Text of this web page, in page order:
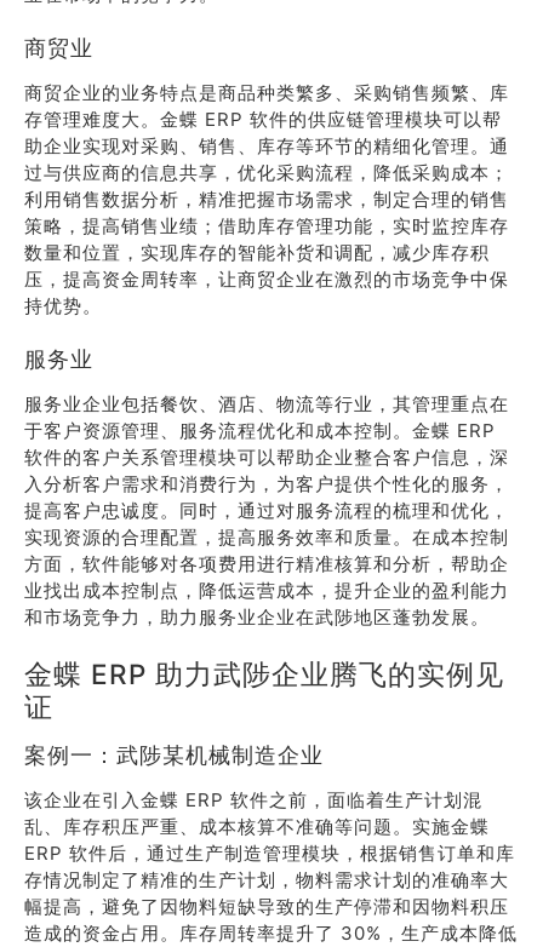
商贸业
商贸企业的业务特点是商品种类繁多、采购销售频繁、库
存管理难度大。金蝶 ERP 软件的供应链管理模块可以帮
助企业实现对采购、销售、库存等环节的精细化管理。通
过与供应商的信息共享，优化采购流程，降低采购成本；
利用销售数据分析，精准把握市场需求，制定合理的销售
策略，提高销售业绩；借助库存管理功能，实时监控库存
数量和位置，实现库存的智能补货和调配，减少库存积
压，提高资金周转率，让商贸企业在激烈的市场竞争中保
持优势。
服务业
服务业企业包括餐饮、酒店、物流等行业，其管理重点在
于客户资源管理、服务流程优化和成本控制。金蝶 ERP
软件的客户关系管理模块可以帮助企业整合客户信息，深
入分析客户需求和消费行为，为客户提供个性化的服务，
提高客户忠诚度。同时，通过对服务流程的梳理和优化，
实现资源的合理配置，提高服务效率和质量。在成本控制
方面，软件能够对各项费用进行精准核算和分析，帮助企
业找出成本控制点，降低运营成本，提升企业的盈利能力
和市场竞争力，助力服务业企业在武陟地区蓬勃发展。
金蝶 ERP 助力武陟企业腾飞的实例见
证
案例一：武陟某机械制造企业
该企业在引入金蝶 ERP 软件之前，面临着生产计划混
乱、库存积压严重、成本核算不准确等问题。实施金蝶
ERP 软件后，通过生产制造管理模块，根据销售订单和库
存情况制定了精准的生产计划，物料需求计划的准确率大
幅提高，避免了因物料短缺导致的生产停滞和因物料积压
造成的资金占用。库存周转率提升了 30%，生产成本降低